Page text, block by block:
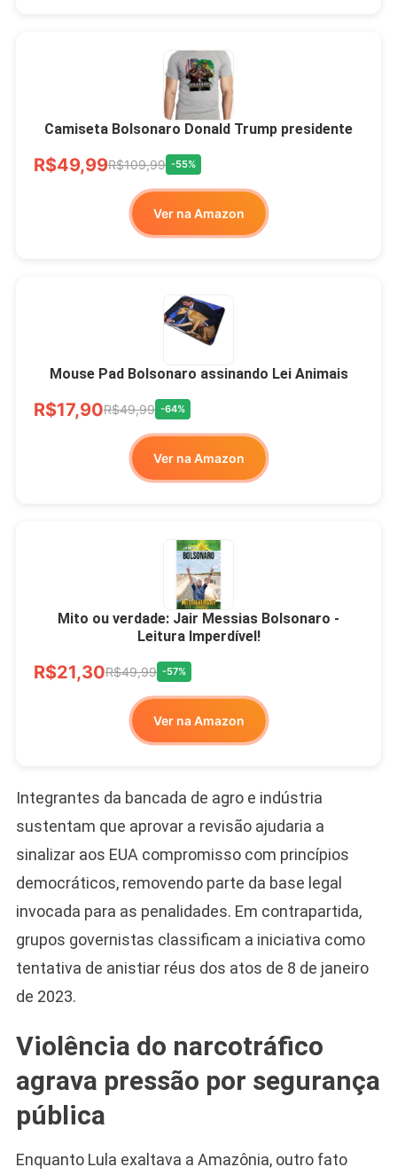
Camiseta Bolsonaro Donald Trump presidente
R$49,99R$109,99 -55%
Ver na Amazon
Mouse Pad Bolsonaro assinando Lei Animais
R$17,90R$49,99 -64%
Ver na Amazon
Mito ou verdade: Jair Messias Bolsonaro -
Leitura Imperdível!
R$21,30R$49,99 -57%
Ver na Amazon
Integrantes da bancada de agro e indústria
sustentam que aprovar a revisão ajudaria a
sinalizar aos EUA compromisso com princípios
democráticos, removendo parte da base legal
invocada para as penalidades. Em contrapartida,
grupos governistas classificam a iniciativa como
tentativa de anistiar réus dos atos de 8 de janeiro
de 2023.
Violência do narcotráfico
agrava pressão por segurança
pública
Enquanto Lula exaltava a Amazônia, outro fato